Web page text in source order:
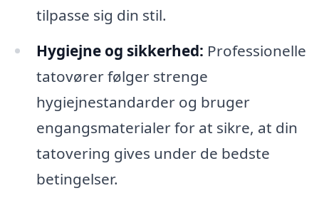
tilpasse sig din stil.
Hygiejne og sikkerhed: Professionelle
tatovører følger strenge
hygiejnestandarder og bruger
engangsmaterialer for at sikre, at din
tatovering gives under de bedste
betingelser.